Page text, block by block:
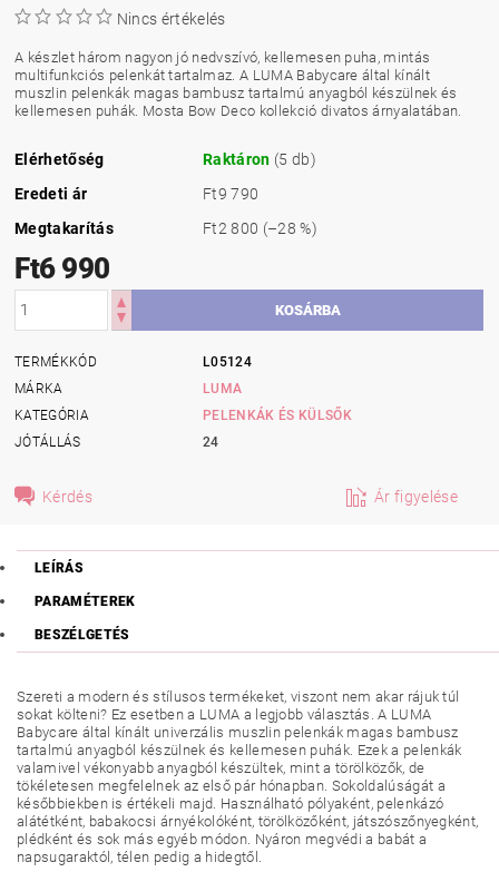
Nincs értékelés
A készlet három nagyon jó nedvszívó, kellemesen puha, mintás
multifunkciós pelenkát tartalmaz. A LUMA Babycare által kínált
muszlin pelenkák magas bambusz tartalmú anyagból készülnek és
kellemesen puhák. Mosta Bow Deco kollekció divatos árnyalatában.
Elérhetőség Raktáron (5 db)
Eredeti ár
Ft9 790
Megtakarítás
Ft2 800 (–28 %)
Ft6 990
TERMÉKKÓD
L05124
MÁRKA
LUMA
KATEGÓRIA
PELENKÁK ÉS KÜLSŐK
JÓTÁLLÁS
24
Kérdés Ár figyelése
LEÍRÁS
PARAMÉTEREK
BESZÉLGETÉS
Szereti a modern és stílusos termékeket, viszont nem akar rájuk túl
sokat költeni? Ez esetben a LUMA a legjobb választás. A LUMA
Babycare által kínált univerzális muszlin pelenkák magas bambusz
tartalmú anyagból készülnek és kellemesen puhák. Ezek a pelenkák
valamivel vékonyabb anyagból készültek, mint a törölközők, de
tökéletesen megfelelnek az első pár hónapban. Sokoldalúságát a
későbbiekben is értékeli majd. Használható pólyaként, pelenkázó
alátétként, babakocsi árnyékolóként, törölközőként, játszószőnyegként,
plédként és sok más egyéb módon. Nyáron megvédi a babát a
napsugaraktól, télen pedig a hidegtől.